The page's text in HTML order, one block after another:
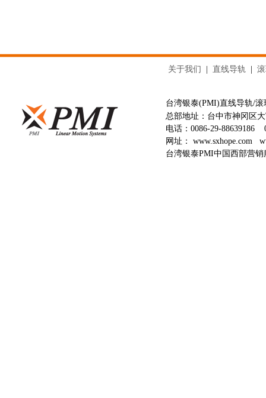
关于我们 直线导轨
台湾银泰(PMI)直线导轨/
总部地址：台中市神冈区
电话： 0086-29-88639186
网址： www.sxhope.com
台湾银泰PMI中国西部营